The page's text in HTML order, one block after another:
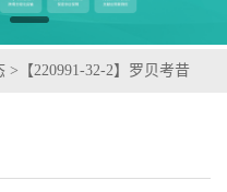
> 【220991-32-2】罗贝考昔
；检测图谱；MSDS等技术支